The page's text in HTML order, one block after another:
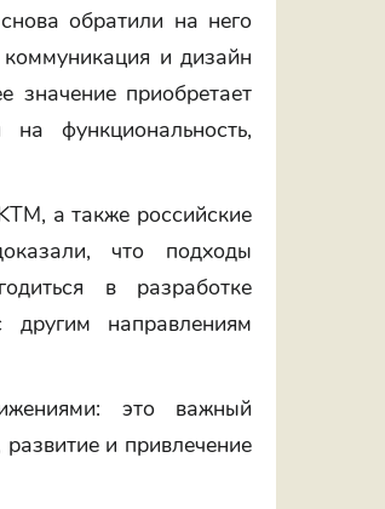
обратили на него
и дизайн
значение приобретает
на функциональность,
а также российские
что подходы
в разработке
другим направлениям
это важный
и привлечение